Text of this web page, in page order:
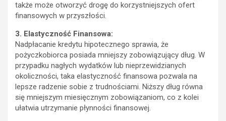
także może otworzyć drogę do korzystniejszych ofert
finansowych w przyszłości.
3. Elastyczność Finansowa:
Nadpłacanie kredytu hipotecznego sprawia, że
pożyczkobiorca posiada mniejszy zobowiązujący dług. W
przypadku nagłych wydatków lub nieprzewidzianych
okoliczności, taka elastyczność finansowa pozwala na
lepsze radzenie sobie z trudnościami. Niższy dług równa
się mniejszym miesięcznym zobowiązaniom, co z kolei
ułatwia utrzymanie płynności finansowej.